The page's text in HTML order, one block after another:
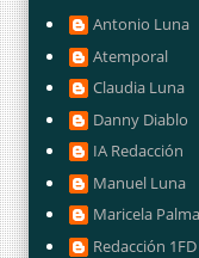
Antonio Luna
Atemporal
Claudia Luna
Danny Diablo
IA Redacción
Manuel Luna
Maricela Palma
Redacción 1FD